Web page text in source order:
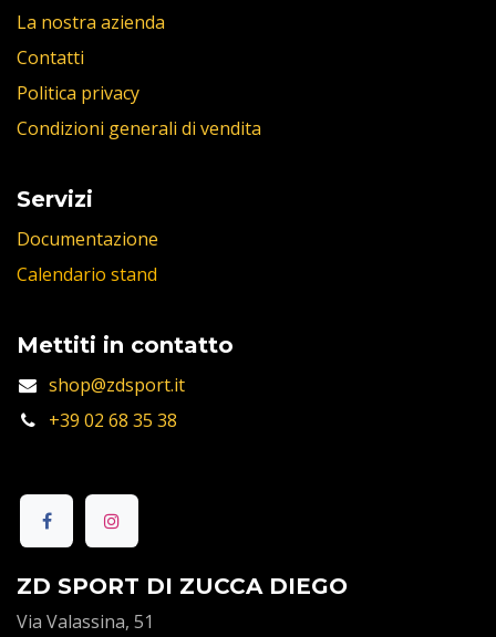
La nostra azienda
Contatti
Politica privacy
Condizioni generali di vendita
Servizi
Documentazione
Calendario stand
Mettiti in contatto
shop@zdsport.it
+39 02 68 35 38
ZD SPORT DI ZUCCA DIEGO
Via Valassina, 51